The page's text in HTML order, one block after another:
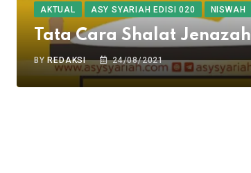
AKTUAL ASY SYARIAH EDISI 020 NISWAH
Tata Cara Shalat Jenazah
BYREDAKSI 24/08/2021